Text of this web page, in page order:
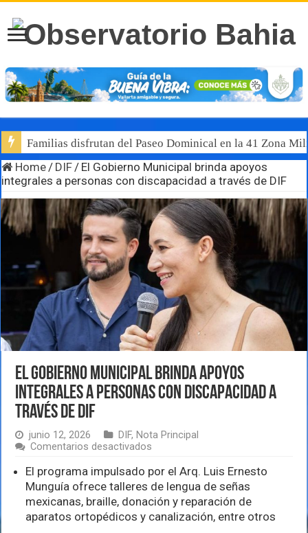
Familias disfrutan del Paseo Dominical en la 41 Zona
Luis Munguía destaca, junto al gobernador Pablo
Home / DIF / El Gobierno Municipal brinda apoyos
integrales a personas con discapacidad a través de DIF
El Gobierno Municipal brinda apoyos
integrales a personas con discapacidad a
través de DIF
junio 12, 2026 DIF, Nota Principal
Comentarios desactivados
Gobierno
Municipal
brinda
apoyos
integrales
El programa impulsado por el Arq. Luis Ernesto
Munguía ofrece talleres de lengua de señas
mexicanas, braille, donación y reparación de
aparatos ortopédicos y canalización, entre otros